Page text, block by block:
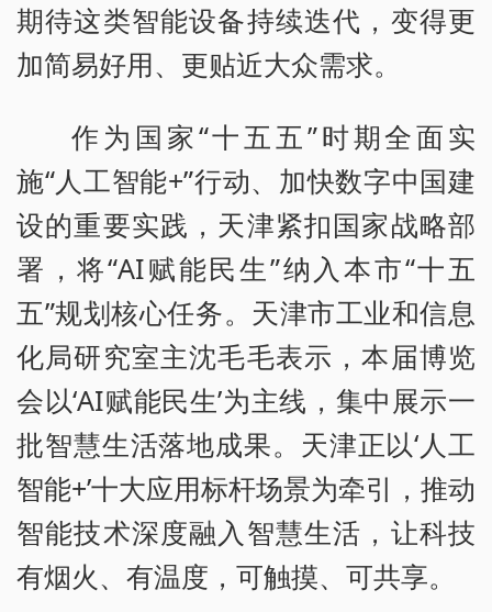
期待这类智能设备持续迭代，变得更
加简易好用、更贴近大众需求。
作为国家“十五五”时期全面实
施“人工智能+”行动、加快数字中国建
设的重要实践，天津紧扣国家战略部
署，将“AI赋能民生”纳入本市“十五
五”规划核心任务。天津市工业和信息
化局研究室主沈毛毛表示，本届博览
会以‘AI赋能民生’为主线，集中展示一
批智慧生活落地成果。天津正以‘人工
智能+’十大应用标杆场景为牵引，推动
智能技术深度融入智慧生活，让科技
有烟火、有温度，可触摸、可共享。